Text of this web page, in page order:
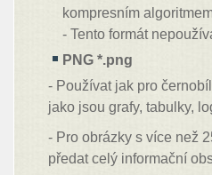
kompresním
- Tento formát
PNG *.png
- Používat jak pro
jako jsou grafy, tabulky,
- Pro obrázky s více než
předat celý informační